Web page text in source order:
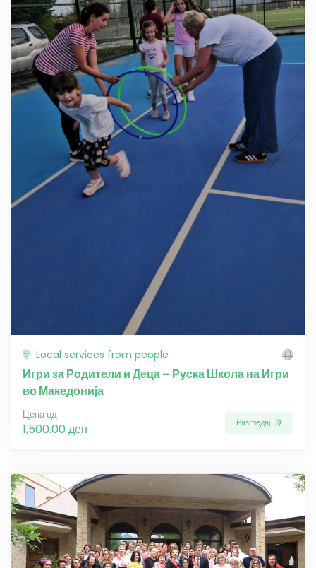
Local services from people
Игри за Родители и Деца – Руска Школа на Игри
во Македонија
Цена од
1,500.00 ден Разгледај